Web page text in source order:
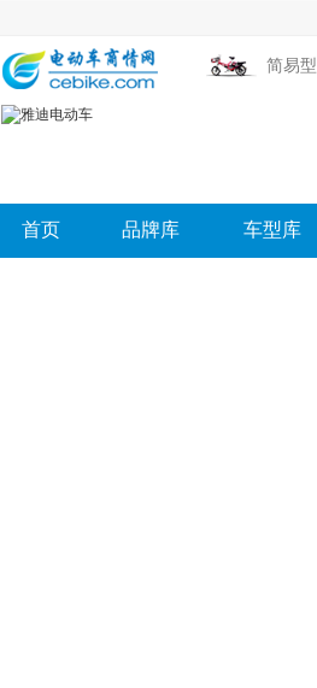
简易型
首页 品牌库 车型库